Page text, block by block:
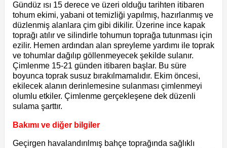
Gündüz ısı 15 derece ve üzeri olduğu tarihten itibaren
tohum ekimi, yabani ot temizliği yapılmış, hazırlanmış ve
düzlenmiş alanlara çim gibi dikilir. Üzerine ince kapak
toprağı atılır ve silindirle tohumun toprağa tutunması için
ezilir. Hemen ardından alan spreyleme yardımı ile toprak
ve tohumlar dağılıp göllenmeyecek şekilde sulanır.
Çimlenme 15-21 günden itibaren başlar. Bu süre
boyunca toprak susuz bırakılmamalıdır. Ekim öncesi,
ekilecek alanın derinlemesine sulanması çimlenmeyi
olumlu etkiler. Çimlenme gerçekleşene dek düzenli
sulama şarttır.
Bakımı ve diğer bilgiler
Geçirgen havalandırılmış bahçe toprağında sağlıklı